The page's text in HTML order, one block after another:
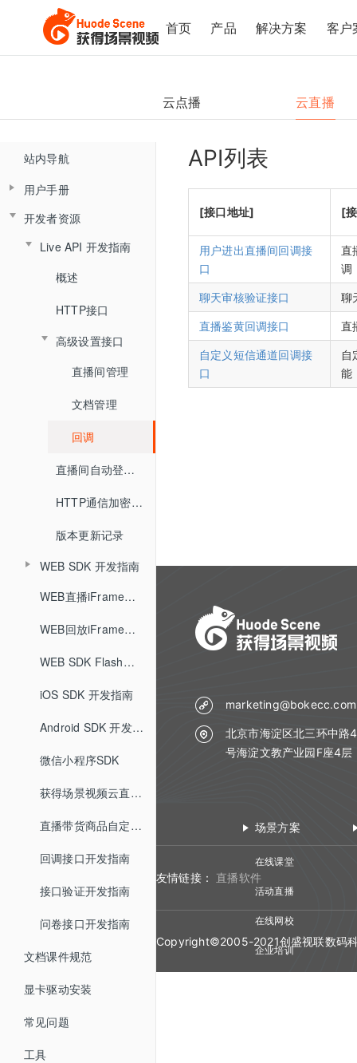
首页 产品 解决方案 客户
云点播 云直播
站内导航
用户手册
产品简介
控制台概述
直播间管理
创建直播间
分享链接
营销设置
观看端设置
讲师端设置
助教端设置
直播记录
直播回放
直播文档
直播监控
企业培训场景
分享链接
直播间设置
营销互动
直播回放
直播统计
高级设置
复制直播间
回放重置
全局设置
营销互动
防录屏设置
客户端设置
敏感词设置
直播审核
自定义未登录页
自定义表情
客户端大屏布局管理
微信公众号配置
统计分析
直播统计
回放统计
资产管理
打赏收益
红包账户
提现账户设置
直播客户端
直播客户端概述
文档模式
大屏模式
直播客户端 V6.0
手机直播
手机直播概述
iOS推流app
安卓推流app
微信直播
助教端
主持人端
主持人端概述
主持人客户端
主持人网页
观看端
观看PC页面
观看移动H5页面
随堂测
打赏
红包雨
开发者资源
Live API 开发指南
概述
HTTP接口
高级设置接口
直播间管理
文档管理
回调
直播间自动登录方式
HTTP通信加密算法
版本更新记录
WEB SDK 开发指南
直播SDK
快速开始
直播SDK API
版本更新记录
回放SDK
快速开始
回放SDK API
版本更新记录
WEB直播iFrameUI 开发指南
WEB回放iFrameUI 开发指南
WEB SDK Flash升级H5
iOS SDK 开发指南
Android SDK 开发指南
微信小程序SDK
获得场景视频云直播插件使用说明
直播带货商品自定义跳转开发指南
回调接口开发指南
接口验证开发指南
问卷接口开发指南
文档课件规范
显卡驱动安装
常见问题
工具
API列表
[接口地址] [
用户进出直播间回调接
口
直
调
聊天审核验证接口 聊
直播鉴黄回调接口 直
自定义短信通道回调接
口
自
能
marketing@bokecc.com
北京市海淀区北三环中路
号海淀文教产业园F座4层
场景方案
在线课堂
活动直播
在线网校
企业培训
友情链接： 直播软件
Copyright©2005-2021创盛视联数码